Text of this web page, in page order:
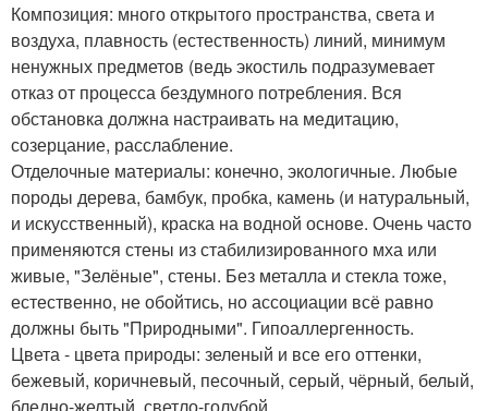
Композиция: много открытого пространства, света и
воздуха, плавность (естественность) линий, минимум
ненужных предметов (ведь экостиль подразумевает
отказ от процесса бездумного потребления. Вся
обстановка должна настраивать на медитацию,
созерцание, расслабление.
Отделочные материалы: конечно, экологичные. Любые
породы дерева, бамбук, пробка, камень (и натуральный,
и искусственный), краска на водной основе. Очень часто
применяются стены из стабилизированного мха или
живые, "Зелёные", стены. Без металла и стекла тоже,
естественно, не обойтись, но ассоциации всё равно
должны быть "Природными". Гипоаллергенность.
Цвета - цвета природы: зеленый и все его оттенки,
бежевый, коричневый, песочный, серый, чёрный, белый,